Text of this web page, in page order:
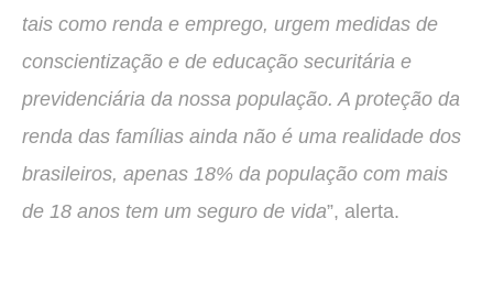
tais como renda e emprego, urgem medidas de
conscientização e de educação securitária e
previdenciária da nossa população. A proteção da
renda das famílias ainda não é uma realidade dos
brasileiros, apenas 18% da população com mais
de 18 anos tem um seguro de vida”, alerta.